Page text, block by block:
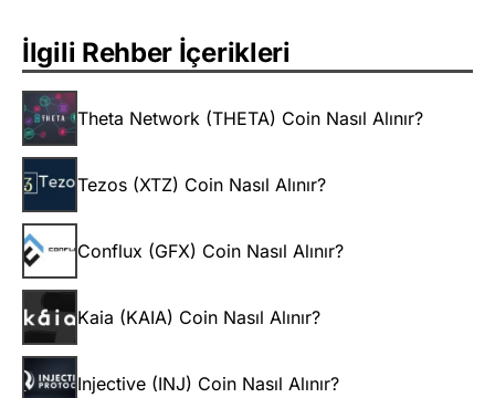
İlgili Rehber İçerikleri
Theta Network (THETA) Coin Nasıl Alınır?
Tezos (XTZ) Coin Nasıl Alınır?
Conflux (GFX) Coin Nasıl Alınır?
Kaia (KAIA) Coin Nasıl Alınır?
Injective (INJ) Coin Nasıl Alınır?